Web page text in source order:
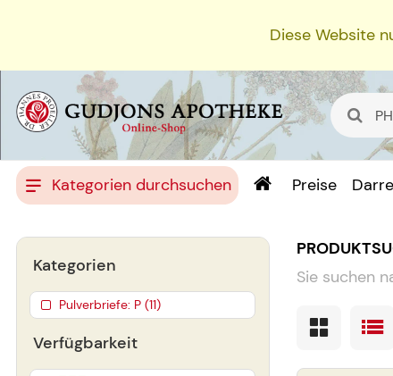
Diese Website
Kategorien durchsuchen Preise
Sie suchen
Verfügbarkeit
Kategorien
Pulverbriefe: P (11)